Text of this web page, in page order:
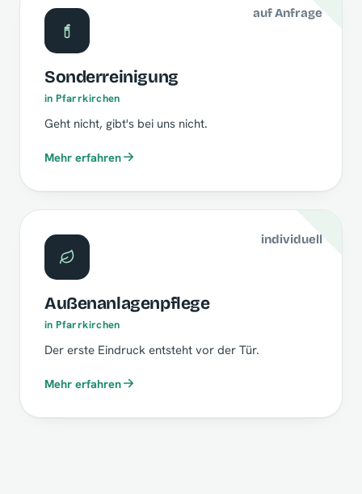
auf Anfrage
Sonderreinigung
in Pfarrkirchen
Geht nicht, gibt's bei uns nicht.
Mehr erfahren
individuell
Außenanlagenpflege
in Pfarrkirchen
Der erste Eindruck entsteht vor der Tür.
Mehr erfahren